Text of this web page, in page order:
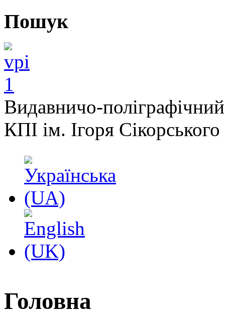
Пошук
Видавничо-
КПІ ім. Ігоря Сікорського
Головна